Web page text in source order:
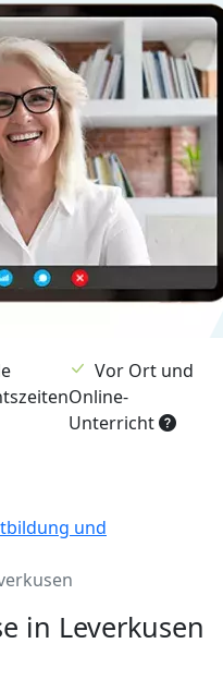
Vor Ort und
Online-
Unterricht
und
in Leverkusen